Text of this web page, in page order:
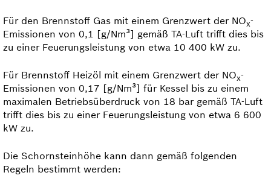
Für den Brennstoff Gas mit einem Grenzwert der NOx-
Emissionen von 0,1 [g/Nm³] gemäß TA-Luft trifft dies bis
zu einer Feuerungs­leistung von etwa 10 400 kW zu.
Für Brennstoff Heizöl mit einem Grenzwert der NOx-
Emissionen von 0,17 [g/Nm³] für Kessel bis zu einem
maximalen Betriebsüberdruck von 18 bar gemäß TA-Luft
trifft dies bis zu einer Feuerungs­leistung von etwa 6 600
kW zu.
Die Schornsteinhöhe kann dann gemäß folgenden
Regeln bestimmt werden: